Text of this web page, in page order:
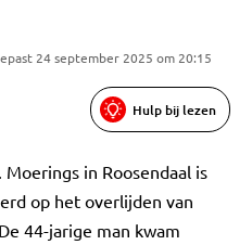
24 september 2025 om 20:15
Hulp bij lezen
in Roosendaal is
op het overlijden van
44-jarige man kwam